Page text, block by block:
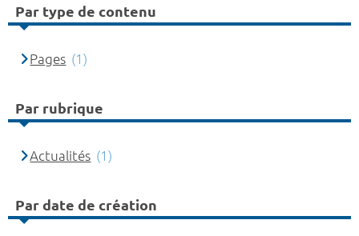
Par type de contenu
Pages (1)
Par rubrique
Actualités (1)
Par date de création